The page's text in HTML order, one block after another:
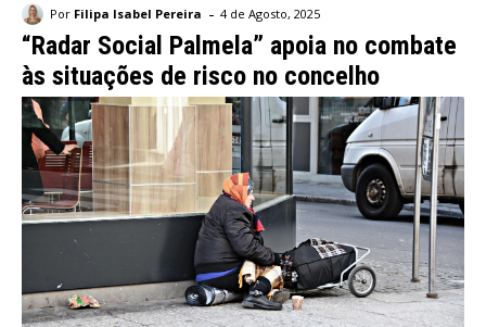
Por Filipa Isabel Pereira - 4 de Agosto, 2025
“Radar Social Palmela” apoia no combate
às situações de risco no concelho